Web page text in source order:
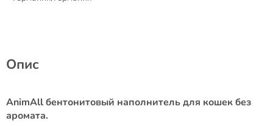
Опис
AnimAll бентонитовый наполнитель для кошек без
аромата.